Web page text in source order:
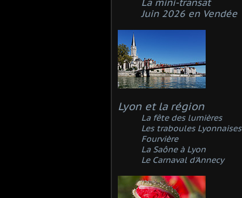
La mini-transat
Juin 2026 en Vendée
Lyon et la région
La fête des lumières
Les traboules Lyonnaises
Fourvière
La Saône à Lyon
Le Carnaval d'Annecy